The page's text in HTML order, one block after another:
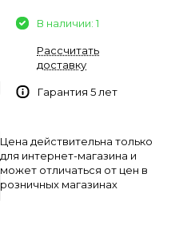
В наличии: 1
Рассчитать
доставку
Гарантия 5 лет
Цена действительна только
для интернет-магазина и
может отличаться от цен в
розничных магазинах